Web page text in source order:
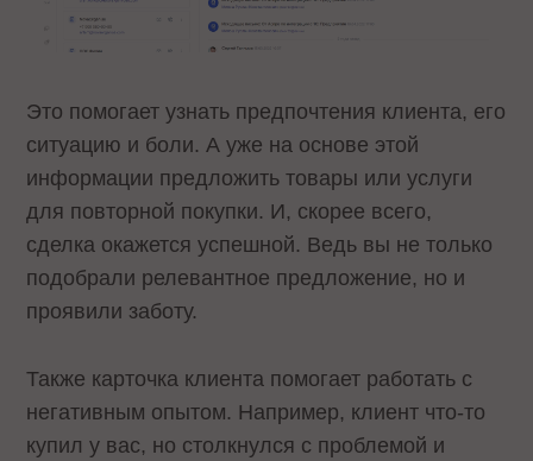
Это помогает узнать предпочтения клиента, его
ситуацию и боли. А уже на основе этой
информации предложить товары или услуги
для повторной покупки. И, скорее всего,
сделка окажется успешной. Ведь вы не только
подобрали релевантное предложение, но и
проявили заботу.
Также карточка клиента помогает работать с
негативным опытом. Например, клиент что-то
купил у вас, но столкнулся с проблемой и